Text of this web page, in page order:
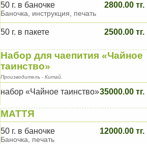
2800.00 тг.
50 г. в баночке
Баночка, инструкция, печать
2500.00 тг.
50 г. в пакете
Набор для чаепития «Чайное
таинство»
Производитель - Китай.
35000.00 тг.
набор «Чайное таинство»
МАТТЯ
12000.00 тг.
50 г. в баночке
Баночка, печать